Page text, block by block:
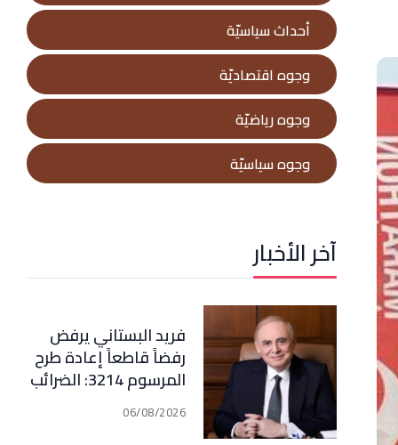
أحداث سياسيّة
وجوه اقتصاديّة
وجوه رياضيّة
وجوه سياسيّة
آخر الأخبار
فريد البستاني يرفض
رفضاً قاطعاً إعادة طرح
المرسوم 3214: الضرائب
الجديدة تعرقل التعافي
الاقتصادي وتناقض
06/08/2026